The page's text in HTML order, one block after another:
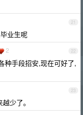
21
业生呢
22
2
种手段招安,现在可好了,
23
少了。